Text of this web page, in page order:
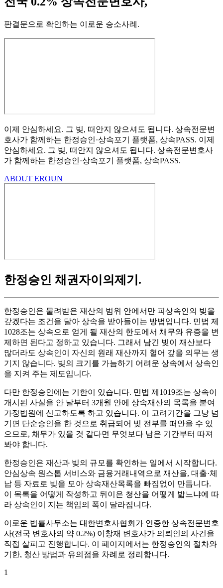
판결문으로 확인하는 이로운 승소사례 .
이제 안심하세요. 그 빚, 떠안지 않으셔도 됩니다. 상속전문변
호사가 함께하는 한정승인·상속포기 플랫폼, 상속PASS. 이제
안심하세요. 그 빚, 떠안지 않으셔도 됩니다. 상속전문변호사
가 함께하는 한정승인·상속포기 플랫폼, 상속PASS.
ABOUT EROUN
한정승인 채권자이의제기 .
한정승인은 물려받은 재산의 범위 안에서만 피상속인의 빚을
갚겠다는 조건을 달아 상속을 받아들이는 방법입니다. 민법 제
1028조는 상속으로 얻게 될 재산의 한도에서 채무와 유증을 변
제하면 된다고 정하고 있습니다. 그래서 남긴 빚이 재산보다
많더라도 상속인이 자신의 원래 재산까지 헐어 갚을 의무는 생
기지 않습니다. 빚의 크기를 가늠하기 어려운 상속에서 상속인
을 지켜 주는 제도입니다.
다만 한정승인에는 기한이 있습니다. 민법 제1019조는 상속이
개시된 사실을 안 날부터 3개월 안에 상속재산의 목록을 붙여
가정법원에 신고하도록 하고 있습니다. 이 고려기간을 그냥 넘
기면 단순승인을 한 것으로 취급되어 빚 전부를 떠안을 수 있
으므로, 채무가 있을 것 같다면 무엇보다 남은 기간부터 따져
봐야 합니다.
한정승인은 재산과 빚의 규모를 확인하는 일에서 시작합니다.
안심상속 원스톱 서비스와 금융거래내역으로 재산을, 대출·체
납 등 자료로 빚을 모아 상속재산목록을 빠짐없이 만듭니다.
이 목록을 어떻게 작성하고 뒤이은 청산을 어떻게 밟느냐에 따
라 상속인이 지는 책임의 폭이 달라집니다.
이로운 법률사무소는 대한변호사협회가 인증한 상속전문변호
사(전국 변호사의 약 0.2%) 이창재 변호사가 의뢰인의 사건을
직접 살피고 진행합니다. 이 페이지에서는 한정승인의 절차와
기한, 청산 방법과 유의점을 차례로 정리합니다.
1